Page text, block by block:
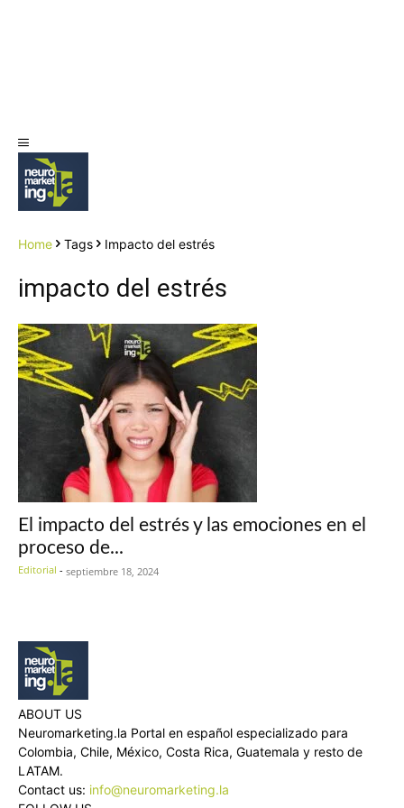
Home Tags Impacto del estrés
impacto del estrés
El impacto del estrés y las emociones en el
proceso de...
Editorial - septiembre 18, 2024
ABOUT US
Neuromarketing.la Portal en español especializado para
Colombia, Chile, México, Costa Rica, Guatemala y resto de
LATAM.
Contact us: info@neuromarketing.la